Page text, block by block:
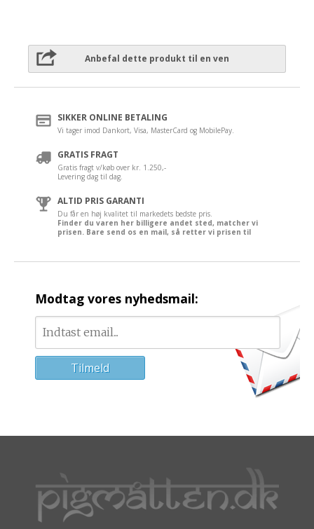
Anbefal dette produkt til en ven
SIKKER ONLINE BETALING
Vi tager imod Dankort, Visa, MasterCard og MobilePay.
GRATIS FRAGT
Gratis fragt v/køb over kr. 1.250,-
Levering dag til dag.
ALTID PRIS GARANTI
Du får en høj kvalitet til markedets bedste pris.
Finder du varen her billigere andet sted, matcher vi
prisen. Bare send os en mail, så retter vi prisen til
Modtag vores nyhedsmail: